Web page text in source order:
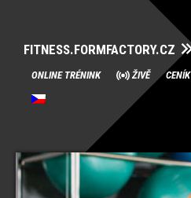
FITNESS.FORMFACTORY.CZ
Přeskočit
na
obsah
ONLINE TRÉNINK ŽIVĚ CENÍK